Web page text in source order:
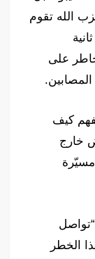
الله تقوم
على
المصابين.
كيف
خارج
مسيّرة
“تواصل
الخطر